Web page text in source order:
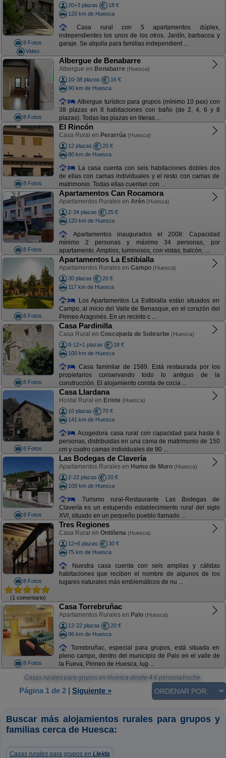
8 Fotos
Video
20+3 plazas
18 €
120 km de Huesca
Casa rural con 5 apartamentos dúplex,
independientes los unos de los otros. Jardín, barbacoa y
garaje. Se alquila para familias independient ...
8 Fotos
Albergue de Benabarre
Albergue en Benabarre (Huesca)
10-38 plazas
16 €
90 km de Huesca
Albergue turístico para grupos (mínimo 10 pax) con
38 plazas en 8 habitaciones con baño (de 2, 4, 6 y 8
plazas). Todas las plazas en literas ...
8 Fotos
El Rincón
Casa Rural en Perarrúa (Huesca)
12 plazas
20 €
80 km de Huesca
La casa cuenta con seis habitaciones dobles dos
de ellas con camas individuales y el resto con camas de
matrimonio. Todas ellas cuentan con ...
8 Fotos
Apartamentos Can Rocamora
Apartamentos Rurales en Arén (Huesca)
2-34 plazas
25 €
120 km de Huesca
Apartamentos inaugurados el 2008: Capacidad
mínimo 2 personas y máximo 34 personas, por
apartamento. Amplios, luminosos, con vistas, balcón, ...
8 Fotos
Apartamentos La Estibialla
Apartamentos Rurales en Campo (Huesca)
30 plazas
20 €
117 km de Huesca
Los Apartamentos La Estibialla están situados en
Campo, al inicio del Valle de Benasque, en el corazón del
Pirineo Aragonés. En un recinto c ...
8 Fotos
Casa Pardinilla
Casa Rural en Coscojuela de Sobrarbe (Huesca)
8-12+1 plazas
18 €
100 km de Huesca
Casa faminliar de 1589. Está restaurada por los
propietarios conservando todo lo antiguo de la
construcción. El alojamiento consta de cocia ...
8 Fotos
Casa Llardana
Hostal Rural en Eriste (Huesca)
10 plazas
70 €
141 km de Huesca
Acogedora casa rural con capacidad para hasta 6
personas, distribuidas en una cama de matrimonio de 150
cm y cuatro camas individuales de 90 ...
8 Fotos
Las Bodegas de Clavería
Apartamentos Rurales en Humo de Muro (Huesca)
2-22 plazas
20 €
109 km de Huesca
Turismo rural-Restaurante Las Bodegas de
Clavería es un estupendo establecimiento rural del siglo
XVI, situado en un pequeño pueblo llamado ...
8 Fotos
(1 comentario)
Tres Regiones
Casa Rural en Ontiñena (Huesca)
12+6 plazas
30 €
75 km de Huesca
Nuestra casa cuenta con seis amplias y cálidas
habitaciones que reciben el nombre de algunos de los
lugares naturales más emblemáticos de nu ...
8 Fotos
Casa Torrebruñac
Apartamentos Rurales en Palo (Huesca)
12-22 plazas
20 €
96 km de Huesca
Torrebruñac, especial para grupos, está situada en
pleno campo, dentro del municipio de Palo en el valle de
la Fueva, Pirineo de Huesca, lug ...
Casas rurales para grupos en Huesca desde 4 € persona/noche.
Página 1 de 2 | Siguiente »
Buscar más alojamientos rurales para grupos y
familias cerca de Huesca:
Casas rurales para grupos en Lleida